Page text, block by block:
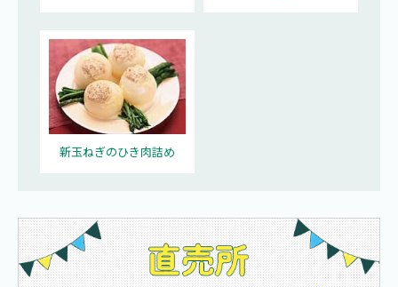
新玉ねぎのひき肉詰め